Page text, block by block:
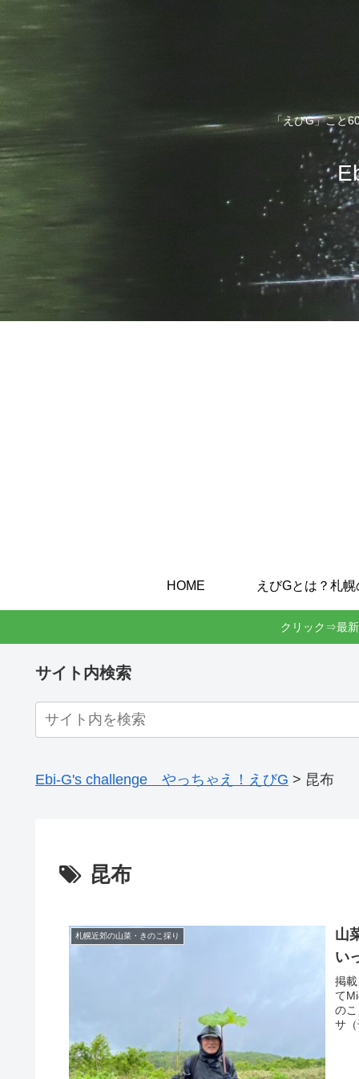
「えびG」こと
HOME
クリック⇒最新
サイト内検索
Ebi-G's challenge やっちゃえ！えびG > 昆布
昆布
札幌近郊の山菜・きのこ採り
山
い
掲
て
の
サ